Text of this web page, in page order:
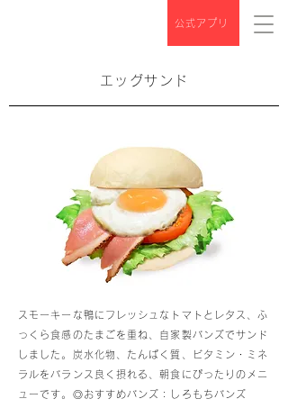
公式アプリ
エッグサンド
スモーキーな鴨にフレッシュなトマトとレタス、ふ
っくら食感のたまごを重ね、自家製バンズでサンド
しました。炭水化物、たんぱく質、ビタミン・ミネ
ラルをバランス良く摂れる、朝食にぴったりのメニ
ューです。◎おすすめバンズ：しろもちバンズ